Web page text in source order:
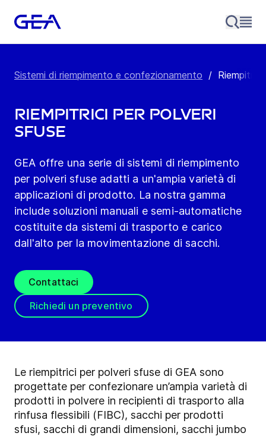
Sistemi di riempimento e confezionamento /
Riempitrici per polveri
sfuse
GEA offre una serie di sistemi di riempimento
per polveri sfuse adatti a un'ampia varietà di
applicazioni di prodotto. La nostra gamma
include soluzioni manuali e semi-automatiche
costituite da sistemi di trasporto e carico
dall'alto per la movimentazione di sacchi.
Contattaci
Richiedi un preventivo
Le riempitrici per polveri sfuse di GEA sono
progettate per confezionare un’ampia varietà di
prodotti in polvere in recipienti di trasporto alla
rinfusa flessibili (FIBC), sacchi per prodotti
sfusi, sacchi di grandi dimensioni, sacchi jumbo